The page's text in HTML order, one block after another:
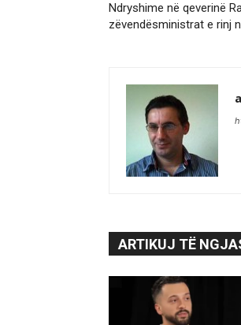
Ndryshime në qeverinë
zëvendësministrat e rinj
ARTIKUJ TË